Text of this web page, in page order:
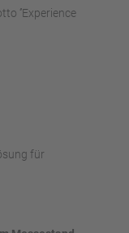
‘’Experience
für